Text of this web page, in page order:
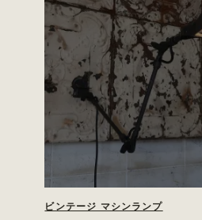
ビンテージ マシンランプ